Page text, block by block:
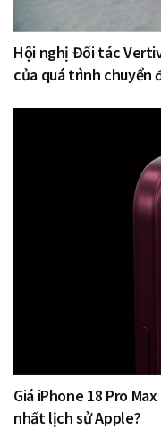
Hội nghị Đối tác
của quá trình chuyển
Giá iPhone 18 Pro
nhất lịch sử Apple?